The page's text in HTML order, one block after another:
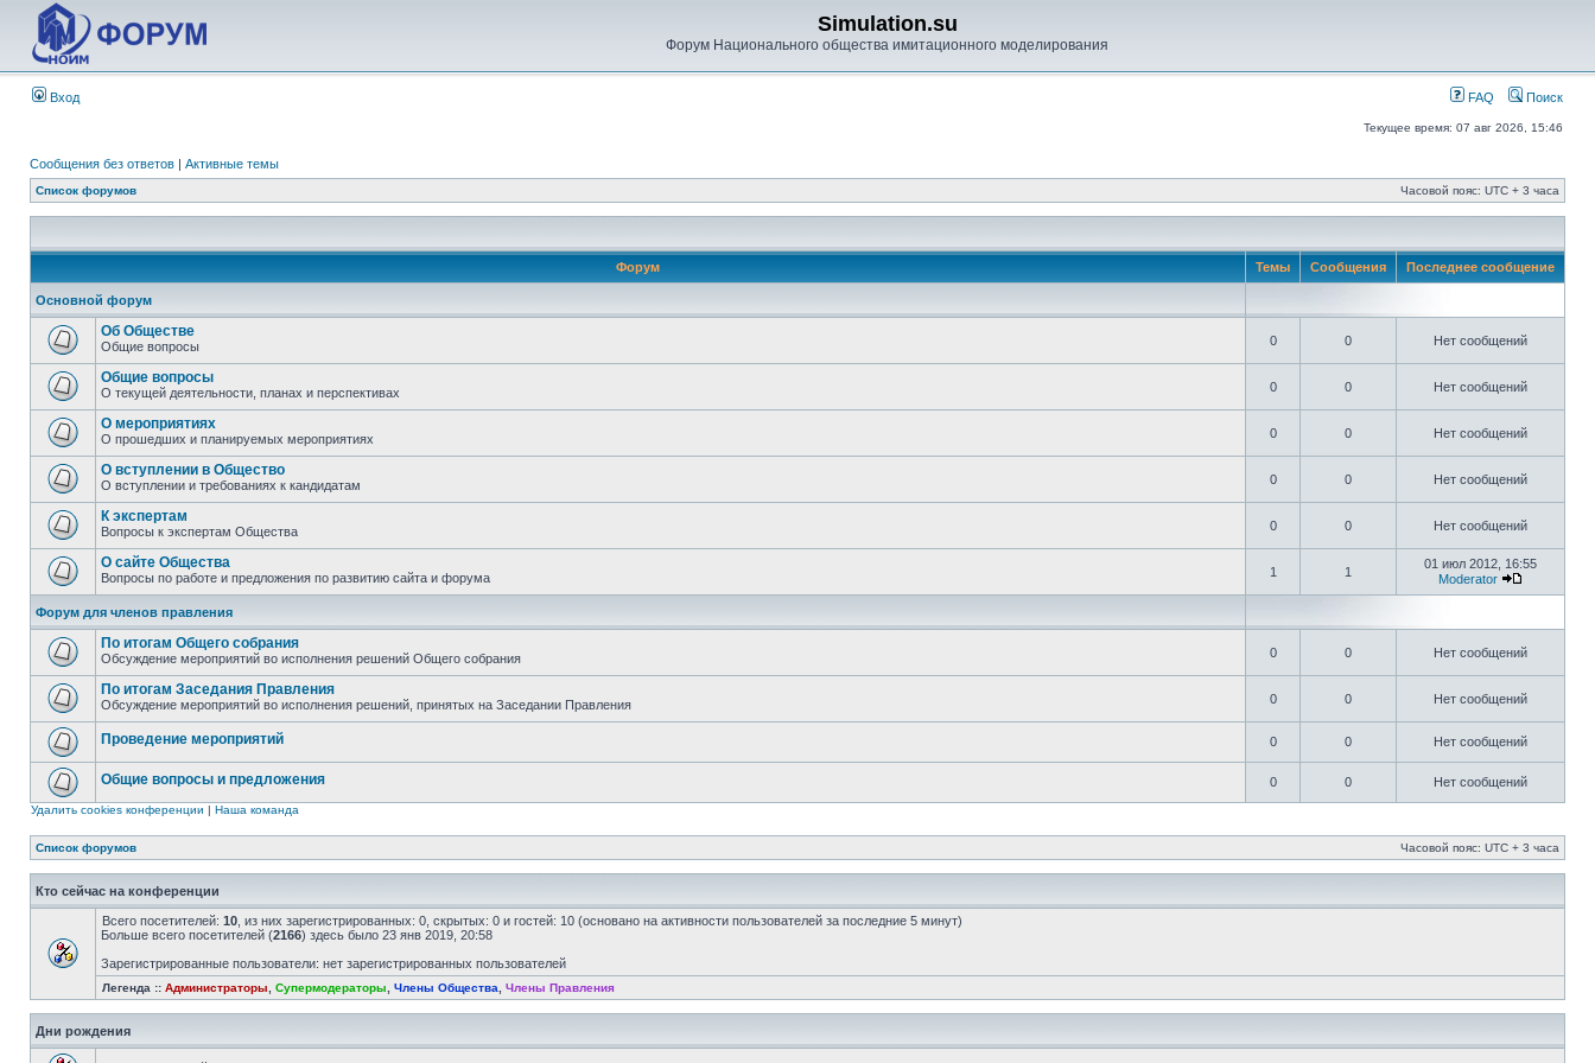
Simulation.su
Форум Национального общества имитационного моделирования
Вход FAQ Поиск
Текущее время: 07 авг 2026, 15:46
Сообщения без ответов | Активные темы
Список форумов Часовой пояс: UTC + 3 часа
Форум Темы Сообщения Последнее сообщение
Основной форум
Об Обществе
Общие вопросы 0 0 Нет сообщений
Общие вопросы
О текущей деятельности, планах и перспективах 0 0 Нет сообщений
О мероприятиях
О прошедших и планируемых мероприятиях 0 0 Нет сообщений
О вступлении в Общество
О вступлении и требованиях к кандидатам 0 0 Нет сообщений
К экспертам
Вопросы к экспертам Общества 0 0 Нет сообщений
О сайте Общества
Вопросы по работе и предложения по развитию сайта и форума 1 1
01 июл 2012, 16:55
Moderator
Форум для членов правления
По итогам Общего собрания
Обсуждение мероприятий во исполнения решений Общего собрания 0 0 Нет сообщений
По итогам Заседания Правления
Обсуждение мероприятий во исполнения решений, принятых на Заседании Правления 0 0 Нет сообщений
Проведение мероприятий 0 0 Нет сообщений
Общие вопросы и предложения 0 0 Нет сообщений
Удалить cookies конференции | Наша команда
Список форумов Часовой пояс: UTC + 3 часа
Кто сейчас на конференции
Всего посетителей: 10 , из них зарегистрированных: 0, скрытых: 0 и гостей: 10 (основано на активности пользователей за последние 5 минут)
Больше всего посетителей (2166) здесь было 23 янв 2019, 20:58
Зарегистрированные пользователи: нет зарегистрированных пользователей
Легенда :: Администраторы Супермодераторы Члены Общества Члены Правления
Дни рождения